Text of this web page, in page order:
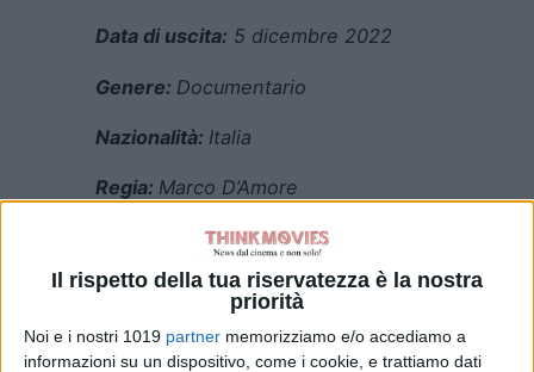
Il rispetto della tua riservatezza è la nostra
priorità
Noi e i nostri 1019 partner memorizziamo e/o accediamo a
informazioni su un dispositivo, come i cookie, e trattiamo dati
Data di uscita: 5 dicembre 2022
Genere: Documentario
Nazionalità: Italia
Regia: Marco D’Amore
Marco D’Amore
Distribuzione:Vision Distribution
TRAMA